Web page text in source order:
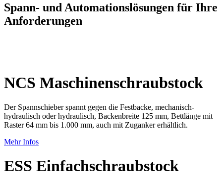
Spann- und Automationslösungen für Ihre
Anforderungen
NCS Maschinenschraubstock
Der Spannschieber spannt gegen die Festbacke, mechanisch-
hydraulisch oder hydraulisch, Backenbreite 125 mm, Bettlänge mit
Raster 64 mm bis 1.000 mm, auch mit Zuganker erhältlich.
Mehr Infos
ESS Einfachschraubstock